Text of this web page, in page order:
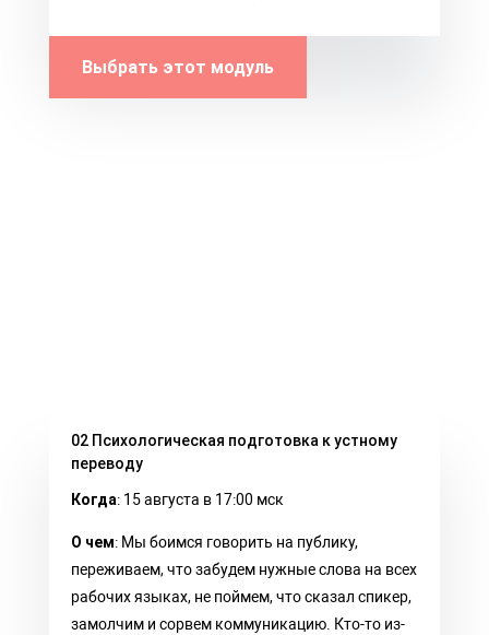
Выбрать этот модуль
02 Психологическая подготовка к устному
переводу
Когда: 15 августа в 17:00 мск
О чем: Мы боимся говорить на публику,
переживаем, что забудем нужные слова на всех
рабочих языках, не поймем, что сказал спикер,
замолчим и сорвем коммуникацию. Кто-то из-